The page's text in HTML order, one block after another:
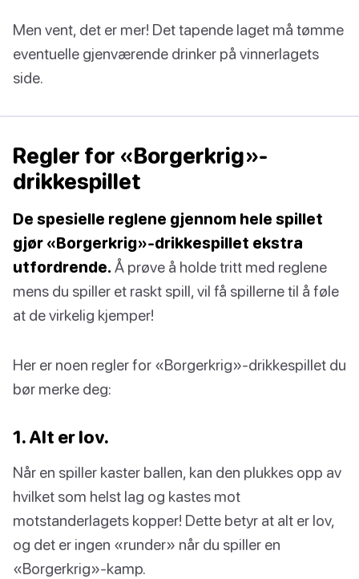
Men vent, det er mer! Det tapende laget må tømme
eventuelle gjenværende drinker på vinnerlagets
side.
Regler for «Borgerkrig»-
drikkespillet
De spesielle reglene gjennom hele spillet
gjør «Borgerkrig»-drikkespillet ekstra
utfordrende. Å prøve å holde tritt med reglene
mens du spiller et raskt spill, vil få spillerne til å føle
at de virkelig kjemper!
Her er noen regler for «Borgerkrig»-drikkespillet du
bør merke deg:
1. Alt er lov.
Når en spiller kaster ballen, kan den plukkes opp av
hvilket som helst lag og kastes mot
motstanderlagets kopper! Dette betyr at alt er lov,
og det er ingen «runder» når du spiller en
«Borgerkrig»-kamp.